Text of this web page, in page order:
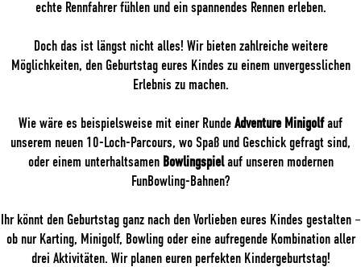
echte Rennfahrer fühlen und ein spannendes Rennen erleben.
Doch das ist längst nicht alles! Wir bieten zahlreiche weitere
Möglichkeiten, den Geburtstag eures Kindes zu einem unvergesslichen
Erlebnis zu machen.
Wie wäre es beispielsweise mit einer Runde Adventure Minigolfauf
unserem neuen 10-Loch-Parcours, wo Spaß und Geschick gefragt sind,
oder einem unterhaltsamen Bowlingspielauf unseren modernen
FunBowling-Bahnen?
Ihr könnt den Geburtstag ganz nach den Vorlieben eures Kindes gestalten –
ob nur Karting, Minigolf, Bowling oder eine aufregende Kombination aller
drei Aktivitäten. Wir planen euren perfekten Kindergeburtstag!